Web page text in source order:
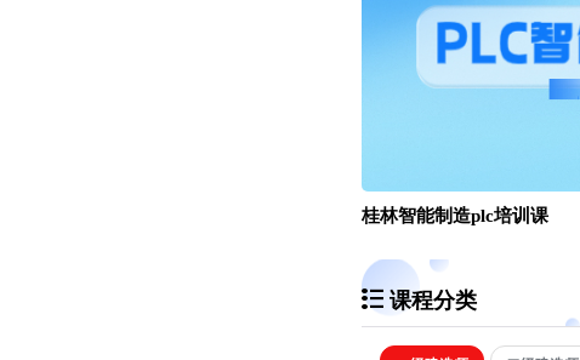
桂林智能制造plc培训课
课程分类